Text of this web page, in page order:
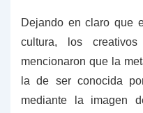
Dejando en claro que
cultura, los
mencionaron que la
la de ser conocida
mediante la imagen